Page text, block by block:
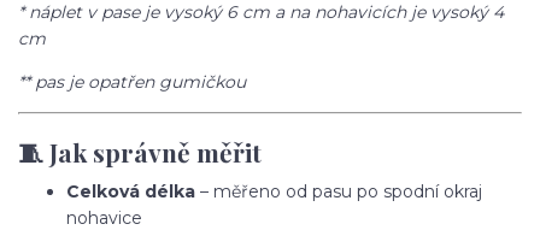
* náplet v pase je vysoký 6 cm a na nohavicích je vysoký 4
cm
** pas je opatřen gumičkou
🧵 Jak správně měřit
Celková délka – měřeno od pasu po spodní okraj
nohavice